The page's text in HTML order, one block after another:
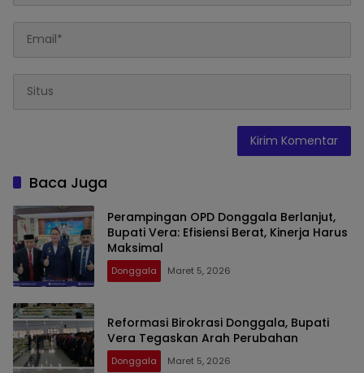
Baca Juga
Perampingan OPD Donggala Berlanjut,
Bupati Vera: Efisiensi Berat, Kinerja Harus
Maksimal
Donggala Maret 5, 2026
Reformasi Birokrasi Donggala, Bupati
Vera Tegaskan Arah Perubahan
Donggala Maret 5, 2026